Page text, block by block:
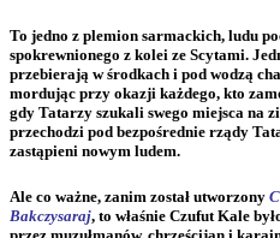
To jedno z plemion sarmackich, ludu
spokrewnionego z kolei ze Scytami.
przebierają w środkach i pod wodzą
mordując przy okazji każdego, kto
gdy Tatarzy szukali swego miejsca na
przechodzi pod bezpośrednie rządy
zastąpieni nowym ludem.
Ale co ważne, zanim został utworzony
Bakczysaraj, to właśnie Czufut Kale